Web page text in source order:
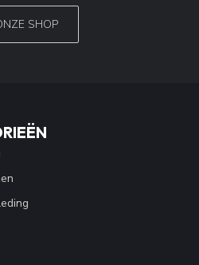
SHOP